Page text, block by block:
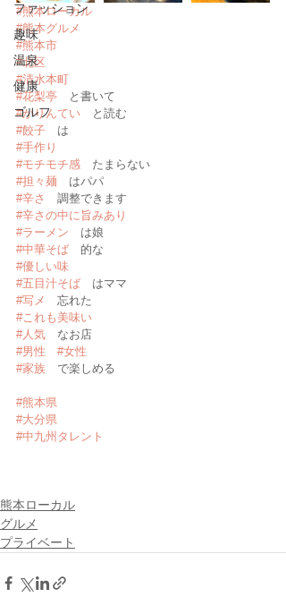
ファッション
趣味
温泉
健康
ゴルフ
#熊本ローカル
#熊本グルメ
#熊本市
#北区
#清水本町
#花梨亭 と書いて
#かりんてい と読む
#餃子 は
#手作り
#モチモチ感 たまらない
#担々麺 はパパ
#辛さ
調整できます
#辛さの中に旨みあり
#ラーメン は娘
#中華そば 的な
#優しい味
#五目汁そば はママ
#写メ
忘れた
#これも美味い
#人気 なお店
#男性
#女性
#家族 で楽しめる
#熊本県
#大分県
#中九州タレント
熊本ローカル
グルメ
プライベート